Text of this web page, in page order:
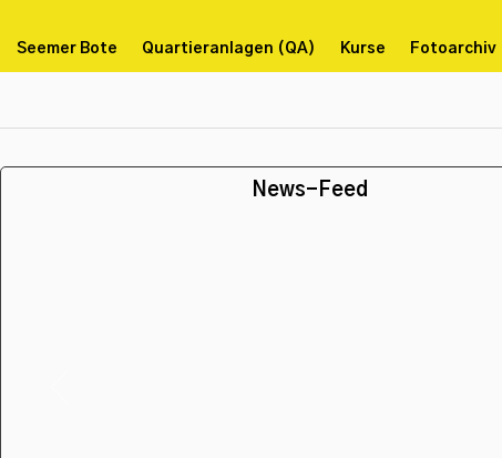
Seemer Bote Quartieranlagen (QA) Kurse Fotoarchiv
News-Feed